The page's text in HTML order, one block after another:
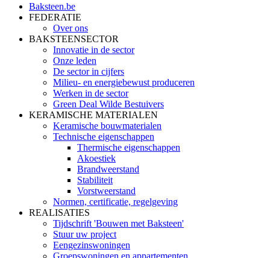
Baksteen.be
FEDERATIE
Over ons
BAKSTEENSECTOR
Innovatie in de sector
Onze leden
De sector in cijfers
Milieu- en energiebewust produceren
Werken in de sector
Green Deal Wilde Bestuivers
KERAMISCHE MATERIALEN
Keramische bouwmaterialen
Technische eigenschappen
Thermische eigenschappen
Akoestiek
Brandweerstand
Stabiliteit
Vorstweerstand
Normen, certificatie, regelgeving
REALISATIES
Tijdschrift 'Bouwen met Baksteen'
Stuur uw project
Eengezinswoningen
Groepswoningen en appartementen